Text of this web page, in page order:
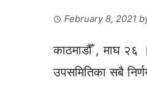
February 8, 2021
काठमाडौँ , माघ २६
उपसमितिका सबै